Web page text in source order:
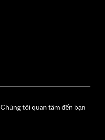
Chúng tôi quan tâm đến bạn